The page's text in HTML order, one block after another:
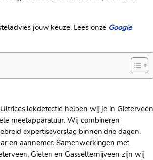
jouw keuze. Lees onze Google
lekdetectie helpen wij je in Gieterveen
meetapparatuur. Wij combineren
expertiseverslag binnen drie dagen.
en aannemer. Samenwerkingen met
Gieten en Gasselternijveen zijn wij